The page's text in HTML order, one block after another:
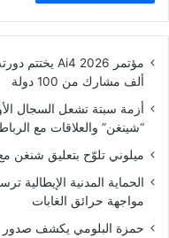
ألف مشارك من 100 دولة
أزمة سبتة تشعل السجال
“شينغن” والعلاقات مع
ميلوني تلوّح بتعليق شنغن
الحماية المدنية الإيطالية
مواجهة حرائق الغابات
حمزة البلومي يكشف صدور